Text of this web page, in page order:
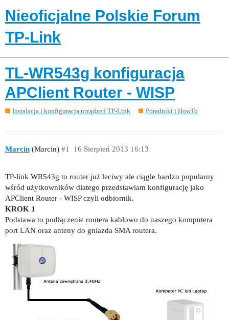
Nieoficjalne Polskie Forum
TP-Link
TL-WR543g konfiguracja
APClient Router - WISP
Instalacja i konfiguracja urządzeń TP-Link Poradniki i HowTo
Marcin (Marcin) 16 Sierpień 2013 16:13
#1
TP-link WR543g to router już leciwy ale ciągle bardzo popularny
wśród użytkowników dlatego przedstawiam konfigurację jako
APClient Router - WISP czyli odbiornik.
KROK 1
Podstawa to podłączenie routera kablowo do naszego komputera
port LAN oraz anteny do gniazda SMA routera.